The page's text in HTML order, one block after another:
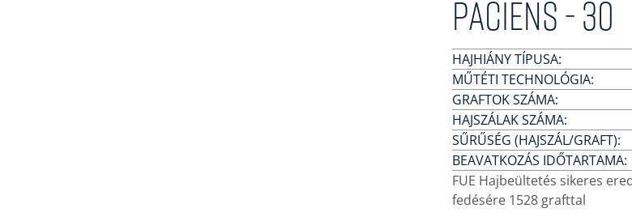
Páciens - 30
HAJHIÁNY TÍPUSA:
MŰTÉTI TECHNOLÓGIA:
GRAFTOK SZÁMA:
HAJSZÁLAK SZÁMA:
SŰRŰSÉG (HAJSZÁL/GRAFT):
BEAVATKOZÁS IDŐTARTAMA:
FUE Hajbeültetés sikeres
fedésére 1528 grafttal